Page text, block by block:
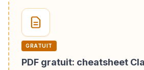
GRATUIT
PDF gratuit: cheatsheet